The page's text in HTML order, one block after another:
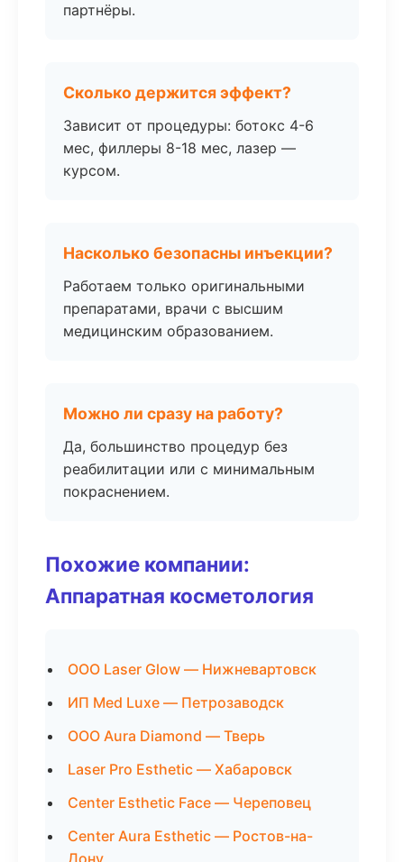
партнёры.
Сколько держится эффект?
Зависит от процедуры: ботокс 4-6
мес, филлеры 8-18 мес, лазер —
курсом.
Насколько безопасны инъекции?
Работаем только оригинальными
препаратами, врачи с высшим
медицинским образованием.
Можно ли сразу на работу?
Да, большинство процедур без
реабилитации или с минимальным
покраснением.
Похожие компании:
Аппаратная косметология
ООО Laser Glow — Нижневартовск
ИП Med Luxe — Петрозаводск
ООО Aura Diamond — Тверь
Laser Pro Esthetic — Хабаровск
Center Esthetic Face — Череповец
Center Aura Esthetic — Ростов-на-
Дону